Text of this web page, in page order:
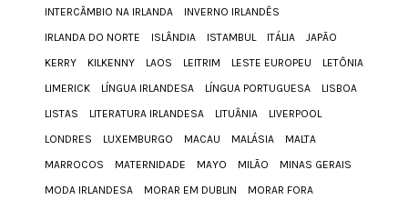
INTERCÂMBIO NA IRLANDA
INVERNO IRLANDÊS
IRLANDA DO NORTE
ISLÂNDIA ISTAMBUL ITÁLIA
JAPÃO
KERRY
KILKENNY LAOS LEITRIM LESTE EUROPEU
LETÔNIA
LIMERICK
LÍNGUA IRLANDESA LÍNGUA PORTUGUESA
LISBOA
LISTAS
LITERATURA IRLANDESA LITUÂNIA
LIVERPOOL
LONDRES
LUXEMBURGO MACAU MALÁSIA
MALTA
MARROCOS
MATERNIDADE MAYO MILÃO
MINAS GERAIS
MODA IRLANDESA
MORAR EM DUBLIN
MORAR FORA